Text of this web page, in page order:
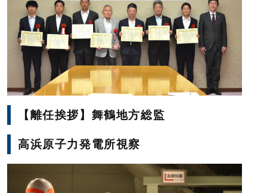
【離任挨拶】舞鶴地方総監
高浜原子力発電所視察